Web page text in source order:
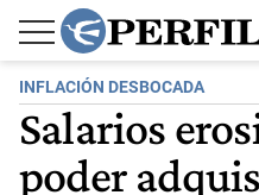
INFLACIÓN DESBOCADA
Salarios
poder